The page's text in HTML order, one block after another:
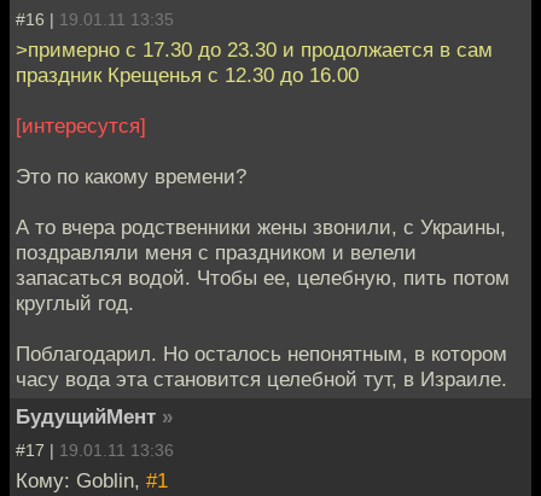
#16 | 19.01.11 13:35
>примерно с 17.30 до 23.30 и продолжается в сам
праздник Крещенья с 12.30 до 16.00
[интересутся]
Это по какому времени?
А то вчера родственники жены звонили, с Украины,
поздравляли меня с праздником и велели
запасаться водой. Чтобы ее, целебную, пить потом
круглый год.
Поблагодарил. Но осталось непонятным, в котором
часу вода эта становится целебной тут, в Израиле.
БудущийМент »
#17 | 19.01.11 13:36
Кому: Goblin, #1